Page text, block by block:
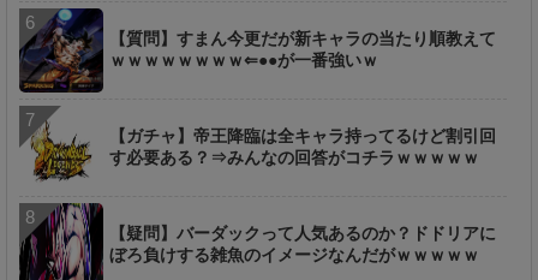
【質問】すまん今更だが新キャラの当たり順教えて
ｗｗｗｗｗｗｗｗ⇐●●が一番強いｗ
【ガチャ】帝王降臨は全キャラ持ってるけど割引回
す必要ある？⇒みんなの回答がコチラｗｗｗｗｗ
【疑問】バーダックって人気あるのか？ドドリアに
ぼろ負けする雑魚のイメージなんだがｗｗｗｗｗ